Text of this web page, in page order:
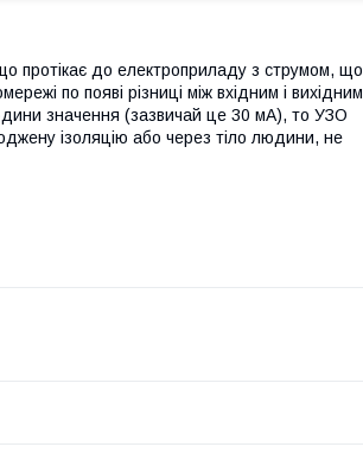
протікає до електроприладу з струмом, що
по появі різниці між вхідним і вихідним
значення (зазвичай це 30 мА), то УЗО
ізоляцію або через тіло людини, не